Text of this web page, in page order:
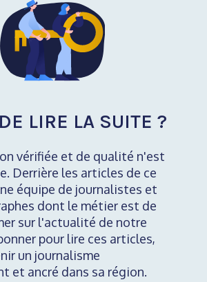
LIRE LA SUITE ?
vérifiée et de qualité n'est
Derrière les articles de ce
équipe de journalistes et
dont le métier est de
sur l'actualité de notre
pour lire ces articles,
un journalisme
et ancré dans sa région.